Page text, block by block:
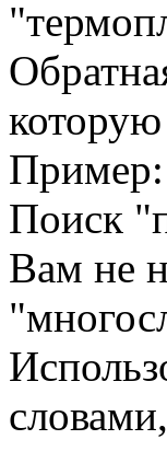
Пример:
Поиск
Вам не